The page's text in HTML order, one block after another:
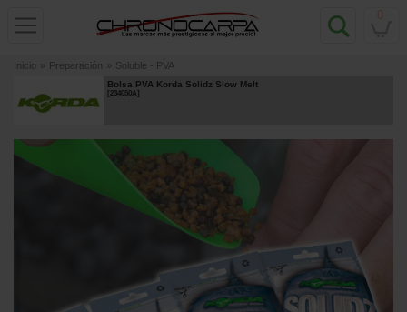
Inicio » Preparación » Soluble - PVA
Bolsa PVA Korda Solidz Slow Melt
[234050A]